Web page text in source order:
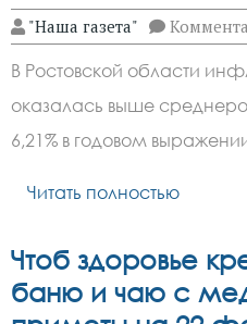
"Наша газета"
В Ростовской области
оказалась выше
6,21% в годовом
Читать полностью
Чтоб здоровье
баню и чаю с